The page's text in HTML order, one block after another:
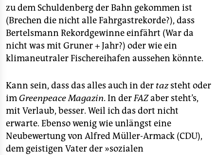
zu dem Schuldenberg der Bahn gekommen ist
(Brechen die nicht alle Fahrgastrekorde?), dass
Bertelsmann Rekordgewinne einfährt (War da
nicht was mit Gruner + Jahr?) oder wie ein
klimaneutraler Fischereihafen aussehen könnte.
Kann sein, dass das alles auch in der tazsteht oder
imGreenpeace Magazin. In derFAZaber steht’s,
mit Verlaub, besser. Weil ich das dort nicht
erwarte. Ebenso wenig wie unlängst eine
Neubewertung von Alfred Müller-Armack (CDU),
dem geistigen Vater der »sozialen